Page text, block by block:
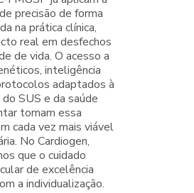
precisão de forma
na prática clínica,
real em desfechos
de vida. O acesso a
inteligência
adaptados à
SUS e da saúde
tornam essa
cada vez mais viável
No Cardiogen,
que o cuidado
de excelência
a individualização.